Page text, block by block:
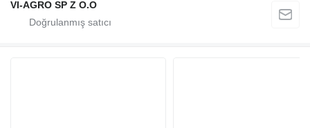
VI-AGRO SP Z O.O